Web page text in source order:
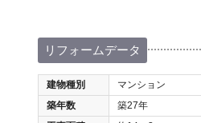
リフォームデータ
建物種別
マンション
築年数
築27年